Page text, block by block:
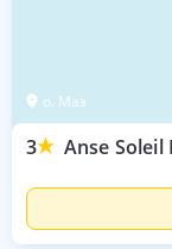
о. Маэ
3 Anse Soleil